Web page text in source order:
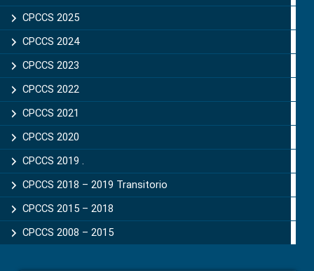
CPCCS 2025
CPCCS 2024
CPCCS 2023
CPCCS 2022
CPCCS 2021
CPCCS 2020
CPCCS 2019 .
CPCCS 2018 – 2019 Transitorio
CPCCS 2015 – 2018
CPCCS 2008 – 2015